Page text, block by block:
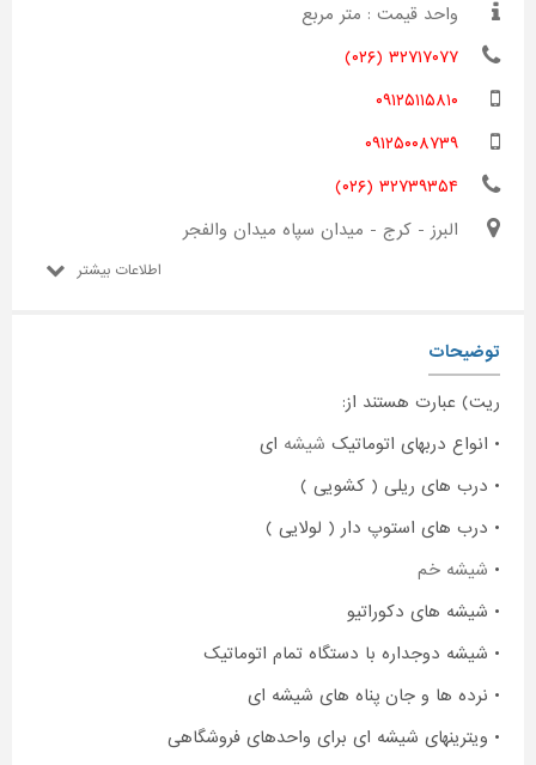
واحد قیمت : متر مربع
۳۲۷۱۷۰۷۷ (۰۲۶)
۰۹۱۲۵۱۱۵۸۱۰
۰۹۱۲۵۰۰۸۷۳۹
۳۲۷۳۹۳۵۴ (۰۲۶)
البرز - کرج - میدان سپاه میدان والفجر
اطلاعات بیشتر
توضیحات
ریت) عبارت هستند از:
• انواع دربهای اتوماتیک شیشه ای
• درب های ریلی ( کشویی )
• درب های استوپ دار ( لولایی )
• شیشه خم
• شیشه های دکوراتیو
• شیشه دوجداره با دستگاه تمام اتوماتیک
• نرده ها و جان پناه های شیشه ای
• ویترینهای شیشه ای برای واحدهای فروشگاهی